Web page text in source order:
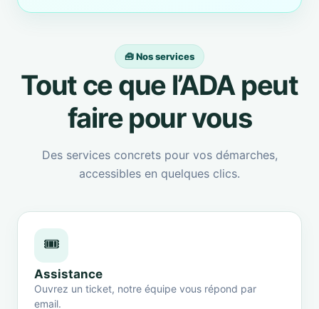
🧰 Nos services
Tout ce que l’ADA peut
faire pour vous
Des services concrets pour vos démarches,
accessibles en quelques clics.
🎟️
Assistance
Ouvrez un ticket, notre équipe vous répond par
email.